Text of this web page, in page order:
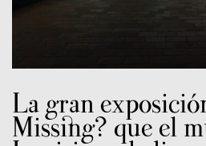
La gran
Missing? que el